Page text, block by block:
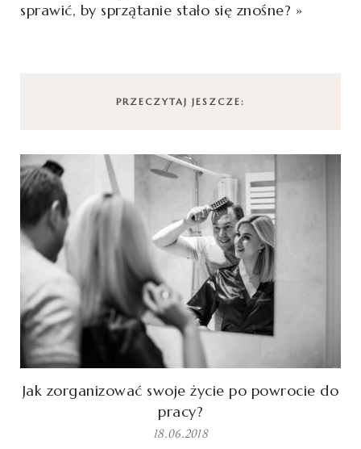
sprawić, by sprzątanie stało się znośne? »
PRZECZYTAJ JESZCZE:
Jak zorganizować swoje życie po powrocie do
pracy?
18.06.2018